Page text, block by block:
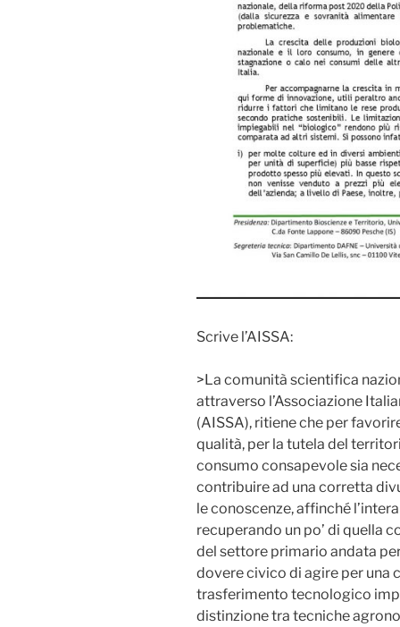
Scrive l’AISSA:
>La comunità scientifica
attraverso l’Associazione
(AISSA), ritiene che per
qualità, per la tutela del
consumo consapevole sia
contribuire ad una corretta
le conoscenze, affinché
recuperando un po’ di quella
del settore primario andata
dovere civico di agire per una
trasferimento tecnologico
distinzione tra tecniche